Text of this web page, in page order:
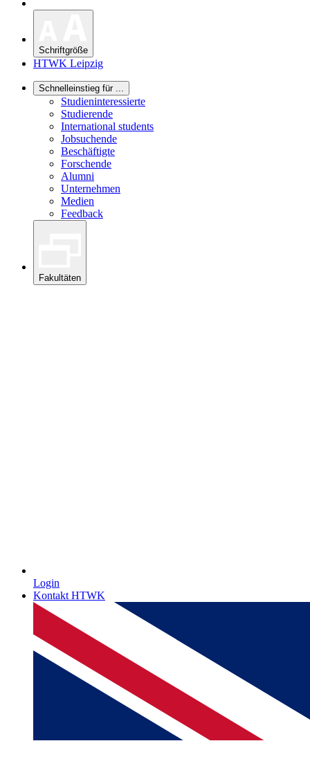
Schriftgröße
HTWK Leipzig
Schnelleinstieg für ...
Studieninteressierte
Studierende
International students
Jobsuchende
Beschäftigte
Forschende
Alumni
Unternehmen
Medien
Feedback
Fakultäten
Login
Kontakt HTWK